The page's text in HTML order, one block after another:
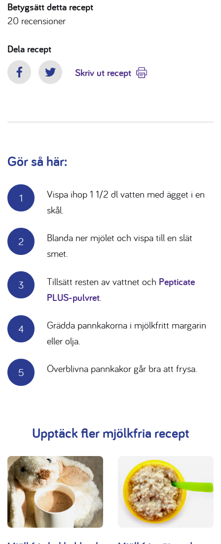
Betygsätt detta recept
20 recensioner
Dela recept
FacebookTwitterSkriv ut recept
Gör så här:
Vispa ihop 1 1/2 dl vatten med ägget i en
skål.
Blanda ner mjölet och vispa till en slät
smet.
Tillsätt resten av vattnet och Pepticate
PLUS-pulvret
Grädda pannkakorna i mjölkfritt margarin
eller olja.
Överblivna pannkakor går bra att frysa.
Upptäck fler mjölkfria recept